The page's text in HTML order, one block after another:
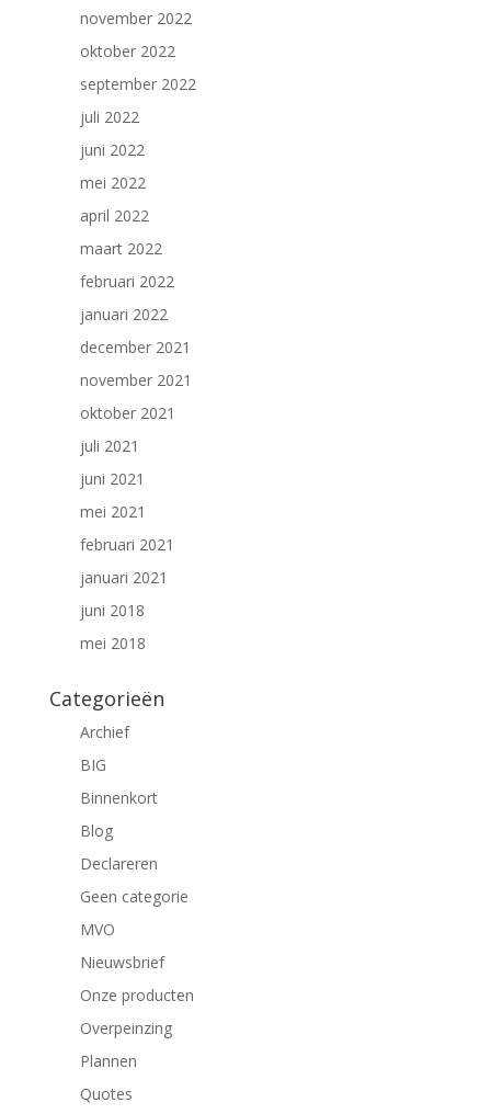
november 2022
oktober 2022
september 2022
juli 2022
juni 2022
mei 2022
april 2022
maart 2022
februari 2022
januari 2022
december 2021
november 2021
oktober 2021
juli 2021
juni 2021
mei 2021
februari 2021
januari 2021
juni 2018
mei 2018
Categorieën
Archief
BIG
Binnenkort
Blog
Declareren
Geen categorie
MVO
Nieuwsbrief
Onze producten
Overpeinzing
Plannen
Quotes